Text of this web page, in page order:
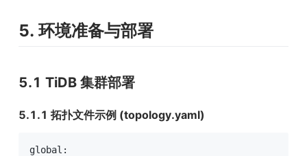
5. 环境准备与部署
5.1 TiDB 集群部署
5.1.1 拓扑文件示例 (topology.yaml)
global: